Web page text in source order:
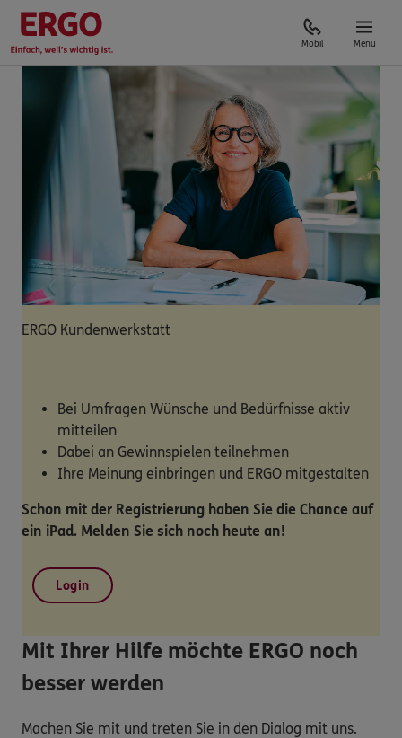
Mobil Menü
ERGO Kundenwerkstatt
Bei Umfragen Wünsche und Bedürfnisse aktiv
mitteilen
Dabei an Gewinnspielen teilnehmen
Ihre Meinung einbringen und ERGO mitgestalten
Schon mit der Registrierung haben Sie die Chance auf
ein iPad. Melden Sie sich noch heute an!
Login
Mit Ihrer Hilfe möchte ERGO noch
besser werden
Machen Sie mit und treten Sie in den Dialog mit uns.